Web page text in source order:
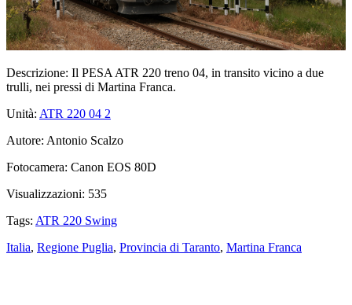
Descrizione: Il PESA ATR 220 treno 04, in transito vicino a due
trulli, nei pressi di Martina Franca.
Unità: ATR 220 04 2
Autore: Antonio Scalzo
Fotocamera: Canon EOS 80D
Visualizzazioni: 535
Tags: ATR 220 Swing
Italia, Regione Puglia, Provincia di Taranto, Martina Franca